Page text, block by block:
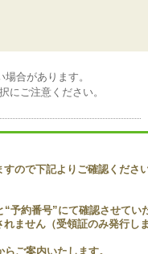
合があります。
にご注意ください。
ので下記よりご確認ください
“予約番号”にて確認させてい
ません（受領証のみ発行しま
ご案内いたします。